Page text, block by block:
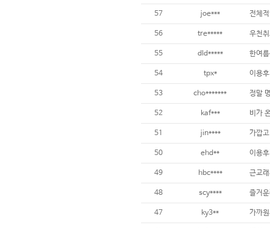
57 joe*** 전체
56 tre***** 우천
55 dld***** 한여
54 tpx* 이용
53 cho*******
52 kaf*** 비가
51 jin****
50 ehd** 이용
49 hbc**** 근교
48 scy**** 즐거
47 ky3** 가까